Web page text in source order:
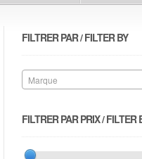
FILTRER PAR / FILTER BY
Marque
FILTRER PAR PRIX / FILTER